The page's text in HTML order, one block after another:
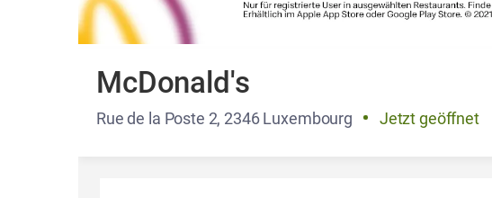
McDonald's
Rue de la Poste 2, 2346 Luxembourg Jetzt geöffnet